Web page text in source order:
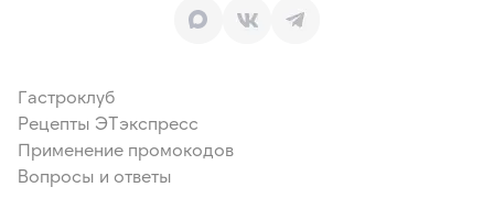
Гастроклуб
Рецепты ЭТэкспресс
Применение промокодов
Вопросы и ответы